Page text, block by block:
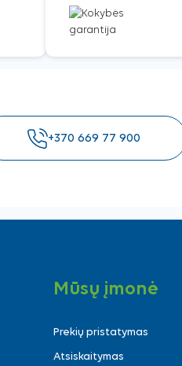
+370 669 77 900
Mūsų įmonė
Prekių pristatymas
Atsiskaitymas